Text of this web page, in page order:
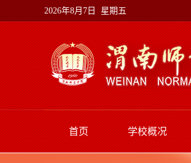
2026年8月7日 星期五
首页 学校概况